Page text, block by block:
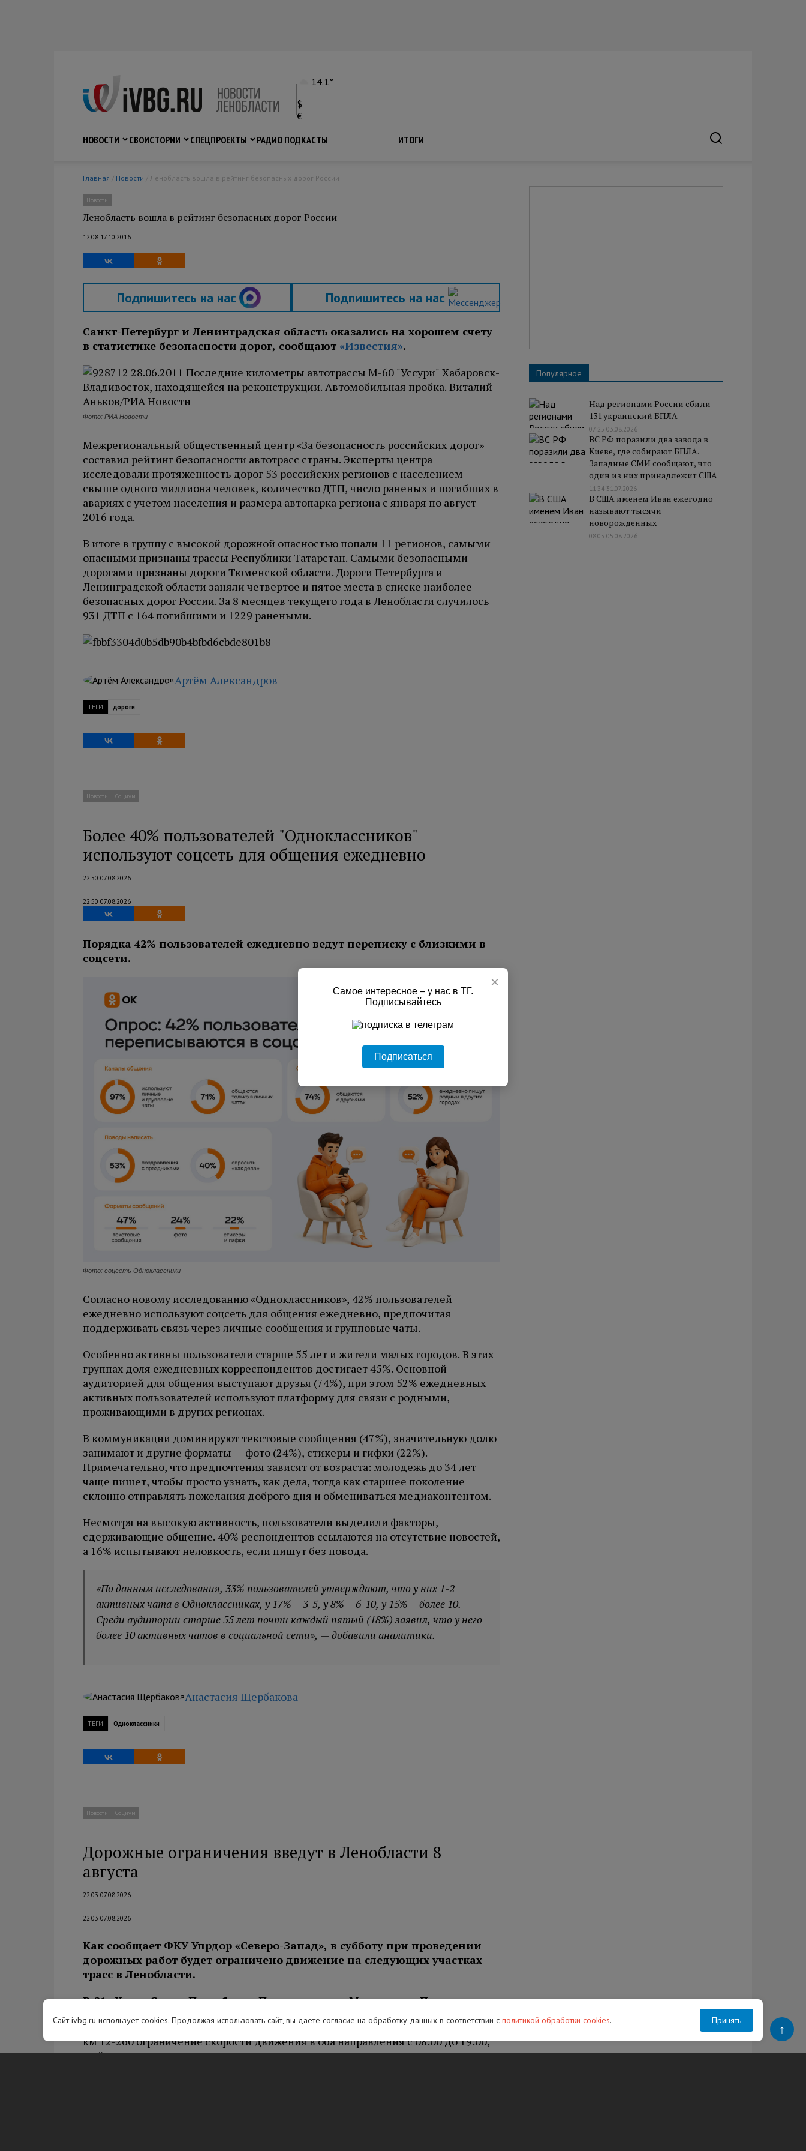
14.1°
$
€
НОВОСТИ
СВОИСТОРИИ СПЕЦПРОЕКТЫ РАДИО ПОДКАСТЫ ИТОГИ
Главная / Новости / Ленобласть вошла в рейтинг безопасных дорог России
Новости
Ленобласть вошла в рейтинг безопасных дорог России
12:08 17.10.2016
Подпишитесь на нас Подпишитесь на нас
Санкт-Петербург и Ленинградская область оказались на хорошем счету
в статистике безопасности дорог, сообщают «Известия».
Фото: РИА Новости
Межрегиональный общественный центр «За безопасность российских дорог»
составил рейтинг безопасности автотрасс страны. Эксперты центра
исследовали протяженность дорог 53 российских регионов с населением
свыше одного миллиона человек, количество ДТП, число раненых и погибших в
авариях с учетом населения и размера автопарка региона с января по август
2016 года.
В итоге в группу с высокой дорожной опасностью попали 11 регионов, самыми
опасными признаны трассы Республики Татарстан. Самыми безопасными
дорогами признаны дороги Тюменской области. Дороги Петербурга и
Ленинградской области заняли четвертое и пятое места в списке наиболее
безопасных дорог России. За 8 месяцев текущего года в Ленобласти случилось
931 ДТП с 164 погибшими и 1229 ранеными.
Артём Александров
ТЕГИ дороги
Новости Социум
Более 40% пользователей "Одноклассников"
используют соцсеть для общения ежедневно
22:50 07.08.2026
22:50 07.08.2026
Порядка 42% пользователей ежедневно ведут переписку с близкими в
соцсети.
Фото: соцсеть Одноклассники
Согласно новому исследованию «Одноклассников», 42% пользователей
ежедневно используют соцсеть для общения ежедневно, предпочитая
поддерживать связь через личные сообщения и групповые чаты.
Особенно активны пользователи старше 55 лет и жители малых городов. В этих
группах доля ежедневных корреспондентов достигает 45%. Основной
аудиторией для общения выступают друзья (74%), при этом 52% ежедневных
активных пользователей используют платформу для связи с родными,
проживающими в других регионах.
В коммуникации доминируют текстовые сообщения (47%), значительную долю
занимают и другие форматы — фото (24%), стикеры и гифки (22%).
Примечательно, что предпочтения зависят от возраста: молодежь до 34 лет
чаще пишет, чтобы просто узнать, как дела, тогда как старшее поколение
склонно отправлять пожелания доброго дня и обмениваться медиаконтентом.
Несмотря на высокую активность, пользователи выделили факторы,
сдерживающие общение. 40% респондентов ссылаются на отсутствие новостей,
а 16% испытывают неловкость, если пишут без повода.
«По данным исследования, 33% пользователей утверждают, что у них 1-2
активных чата в Одноклассниках, у 17% – 3-5, у 8% – 6-10, у 15% – более 10.
Среди аудитории старше 55 лет почти каждый пятый (18%) заявил, что у него
более 10 активных чатов в социальной сети», — добавили аналитики.
Анастасия Щербакова
ТЕГИ Одноклассники
Новости Социум
Дорожные ограничения введут в Ленобласти 8
августа
22:03 07.08.2026
22:03 07.08.2026
Как сообщает ФКУ Упрдор «Северо-Запад», в субботу при проведении
дорожных работ будет ограничено движение на следующих участках
трасс в Ленобласти.
Р-21 «Кола» Санкт-Петербург – Петрозаводск – Мурманск – Печенга–
граница с Королевством Норвегия:
км 12-260 ограничение скорости движения в оба направления с 08:00 до 19:00,
мойка, очистка, ремонт, выправка, установка дорожных знаков;
Популярное
Над регионами России сбили
131 украинский БПЛА
07:25 03.08.2026
ВС РФ поразили два завода в
Киеве, где собирают БПЛА.
Западные СМИ сообщают, что
один из них принадлежит США
11:34 31.07.2026
В США именем Иван ежегодно
называют тысячи
новорожденных
08:05 05.08.2026
×
Самое интересное – у нас в ТГ.
Подписывайтесь
Подписаться
Сайт ivbg.ru использует cookies. Продолжая использовать сайт, вы даете согласие на обработку данных в соответствии с политикой обработки cookies. Принять
↑